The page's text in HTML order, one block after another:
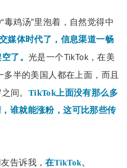
毒鸡汤”里泡着，自然觉得中
媒体时代了，信息渠道一畅
了。 光是一个TikTok，在美
多半的美国人都在上面，而且
间。 TikTok 上面没有那么多
谁就能涨粉，这可比那些传
告诉我，在TikTok、